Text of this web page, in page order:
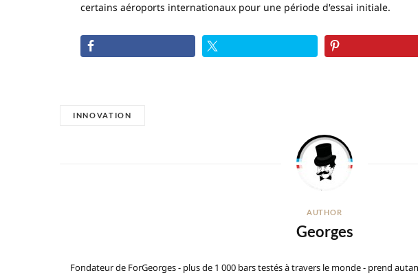
certains aéroports internationaux pour une période d'essai initiale.
INNOVATION
AUTHOR
Georges
Fondateur de ForGeorges - plus de 1 000 bars testés à travers le monde - prend